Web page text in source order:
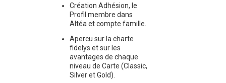
Création Adhésion, le
Profil membre dans
Altéa et compte famille.
Apercu sur la charte
fidelys et sur les
avantages de chaque
niveau de Carte (Classic,
Silver et Gold).